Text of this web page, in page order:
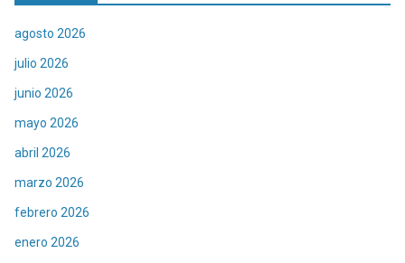
agosto 2026
julio 2026
junio 2026
mayo 2026
abril 2026
marzo 2026
febrero 2026
enero 2026